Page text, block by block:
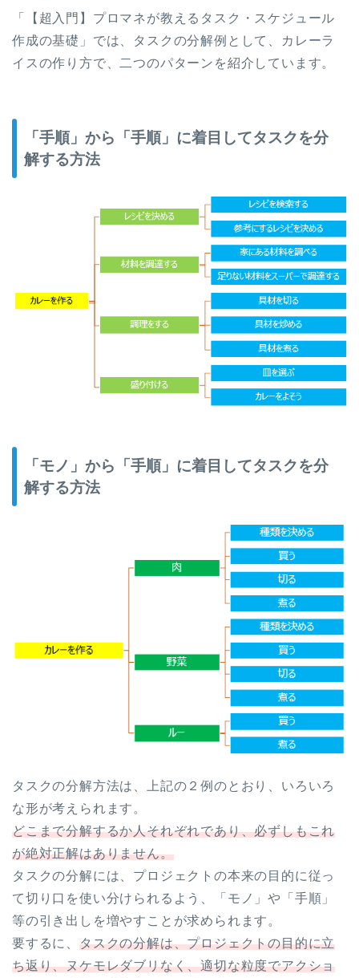
「【超入門】プロマネが教えるタスク・スケジュール
作成の基礎」では、タスクの分解例として、カレーラ
イスの作り方で、二つのパターンを紹介しています。
「手順」から「手順」に着目してタスクを分
解する方法
「モノ」から「手順」に着目してタスクを分
解する方法
タスクの分解方法は、上記の２例のとおり、いろいろ
な形が考えられます。
どこまで分解するか人それぞれであり、必ずしもこれ
が絶対正解はありません。
タスクの分解には、プロジェクトの本来の目的に従っ
て切り口を使い分けられるよう、「モノ」や「手順」
等の引き出しを増やすことが求められます。
要するに、 タスクの分解は、プロジェクトの目的に立
ち返り、ヌケモレダブリなく、適切な粒度でアクショ